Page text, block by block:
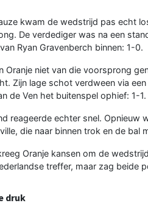
kwam de wedstrijd pas echt
De verdediger was na een
Ryan Gravenberch binnen: 1-0.
Oranje niet van die voorsprong
Zijn lage schot verdween via
de Ven het buitenspel ophief: 1-1.
reageerde echter snel. Opnieuw
die naar binnen trok en de bal
Oranje kansen om de
treffer, maar zag beide
druk